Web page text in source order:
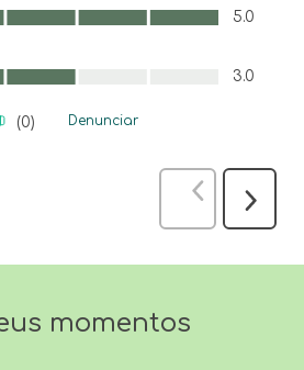
momentos
5
5.0
3.0
(0) Denunciar
Anterior